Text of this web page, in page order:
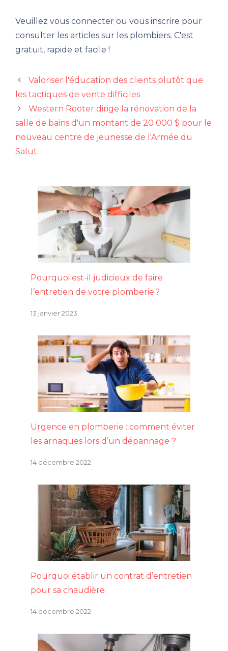
Veuillez vous connecter ou vous inscrire pour
consulter les articles sur les plombiers. C'est
gratuit, rapide et facile !
Valoriser l'éducation des clients plutôt que
les tactiques de vente difficiles
Western Rooter dirige la rénovation de la
salle de bains d'un montant de 20 000 $ pour le
nouveau centre de jeunesse de l'Armée du
Salut
Pourquoi est-il judicieux de faire
l’entretien de votre plomberie ?
13 janvier 2023
Urgence en plomberie : comment éviter
les arnaques lors d’un dépannage ?
14 décembre 2022
Pourquoi établir un contrat d’entretien
pour sa chaudière
14 décembre 2022